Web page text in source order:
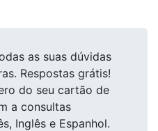
as suas dúvidas
Respostas grátis!
do seu cartão de
a consultas
Inglês e Espanhol.